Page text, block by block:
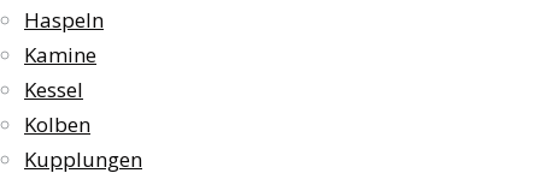
Haspeln
Kamine
Kessel
Kolben
Kupplungen